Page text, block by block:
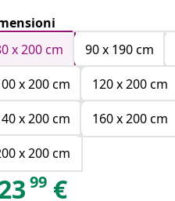
x 200 cm
90 x 190 cm
x 200 cm
120 x 200 cm
x 200 cm
160 x 200 cm
x 200 cm
99 €